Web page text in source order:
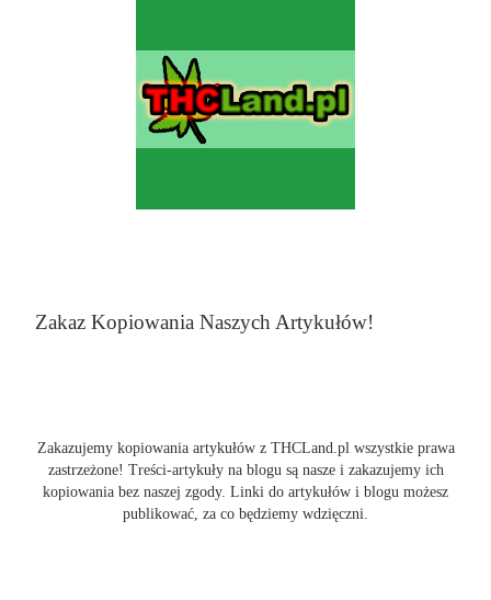
Zakaz Kopiowania Naszych Artykułów!
Zakazujemy kopiowania artykułów z THCLand.pl wszystkie prawa
zastrzeżone! Treści-artykuły na blogu są nasze i zakazujemy ich
kopiowania bez naszej zgody. Linki do artykułów i blogu możesz
publikować, za co będziemy wdzięczni.